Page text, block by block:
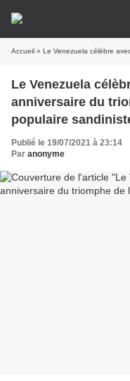
Accueil » Le Venezuela célèbre avec liesse
Le Venezuela
anniversaire du
populaire
Publié le 19/07/2021 à 23:14
Par anonyme